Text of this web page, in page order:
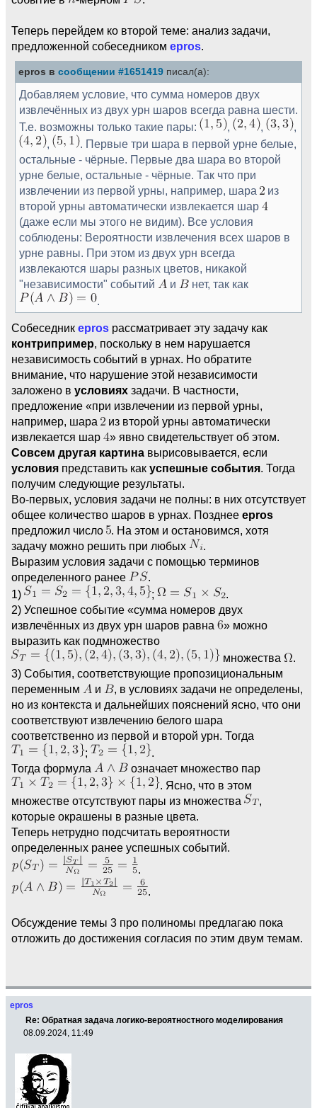
Теперь перейдем ко второй теме: анализ задачи,
предложенной собеседником epros.
epros в сообщении #1651419 писал(а):
Добавляем условие, что сумма номеров двух
извлечённых из двух урн шаров всегда равна шести.
Т.е. возможны только такие пары:
, ,
,
,
. Первые три шара в первой урне белые,
остальные - чёрные. Первые два шара во второй
урне белые, остальные - чёрные. Так что при
извлечении из первой урны, например, шара
из
второй урны автоматически извлекается шар
(даже если мы этого не видим). Все условия
соблюдены: Вероятности извлечения всех шаров в
урне равны. При этом из двух урн всегда
извлекаются шары разных цветов, никакой
"независимости" событий
и
нет, так как
.
Cобеседник epros рассматривает эту задачу как
контрипример, поскольку в нем нарушается
независимость событий в урнах. Но обратите
внимание, что нарушение этой независимости
заложено в условиях задачи. В частности,
предложение «при извлечении из первой урны,
например, шара
из второй урны автоматически
извлекается шар
» явно свидетельствует об этом.
Совсем другая картина вырисовывается, если
условия представить как успешные события. Тогда
получим следующие результаты.
Во-первых, условия задачи не полны: в них отсутствует
общее количество шаров в урнах. Позднее epros
предложил число
. На этом и остановимся, хотя
задачу можно решить при любых
.
Выразим условия задачи с помощью терминов
определенного ранее
.
1)
;
.
2) Успешное событие «сумма номеров двух
извлечённых из двух урн шаров равна
» можно
выразить как подмножество
множества
.
3) События, соответствующие пропозициональным
переменным
и
, в условиях задачи не определены,
но из контекста и дальнейших пояснений ясно, что они
соответствуют извлечению белого шара
соответственно из первой и второй урн. Тогда
;
.
Тогда формула
означает множество пар
. Ясно, что в этом
множестве отсутствуют пары из множества
,
которые окрашены в разные цвета.
Теперь нетрудно подсчитать вероятности
определенных ранее успешных событий.
.
.
Обсуждение темы 3 про полиномы предлагаю пока
отложить до достижения согласия по этим двум темам.
epros
Re: Обратная задача логико-вероятностного моделирования
08.09.2024, 11:49